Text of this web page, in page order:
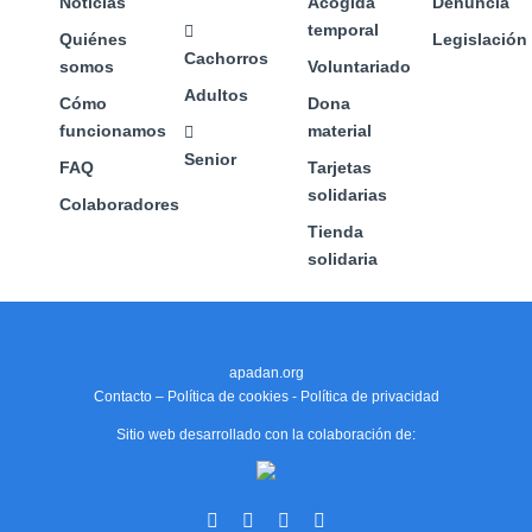
producto
de
producto
Quiénes
somos
Cómo
funcionamos
FAQ
Colaboradores
Cachorros
Adultos
Senior
temporal
Voluntariado
Dona
material
Tarjetas
solidarias
Tienda
solidaria
Legislación
apadan.org
Contacto– Política de cookies- Política de privacidad
Sitio web desarrollado con la colaboración de:
Facebook Instagram